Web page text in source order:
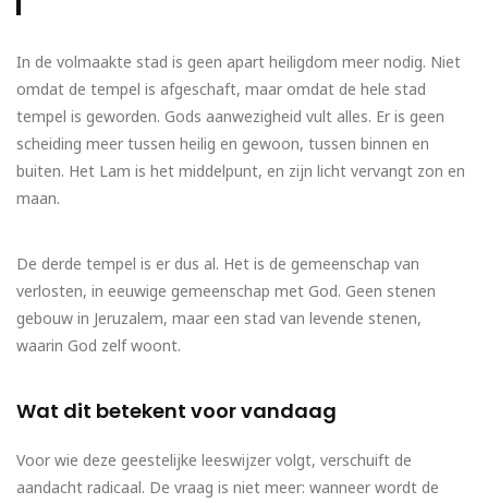
In de volmaakte stad is geen apart heiligdom meer nodig. Niet
omdat de tempel is afgeschaft, maar omdat de hele stad
tempel is geworden. Gods aanwezigheid vult alles. Er is geen
scheiding meer tussen heilig en gewoon, tussen binnen en
buiten. Het Lam is het middelpunt, en zijn licht vervangt zon en
maan.
De derde tempel is er dus al. Het is de gemeenschap van
verlosten, in eeuwige gemeenschap met God. Geen stenen
gebouw in Jeruzalem, maar een stad van levende stenen,
waarin God zelf woont.
Wat dit betekent voor vandaag
Voor wie deze geestelijke leeswijzer volgt, verschuift de
aandacht radicaal. De vraag is niet meer: wanneer wordt de